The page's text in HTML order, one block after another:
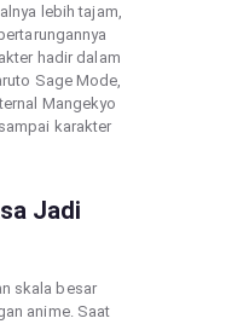
lebih tajam,
hadir dalam
Sage Mode,
Mangekyo
karakter
Jadi
skala besar
anime. Saat